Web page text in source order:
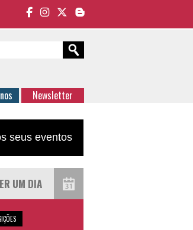
Newsletter
seus eventos